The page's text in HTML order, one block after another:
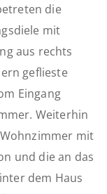
die
mit
aus rechts
geflieste
Eingang
Weiterhin
mit
und die an das
dem Haus